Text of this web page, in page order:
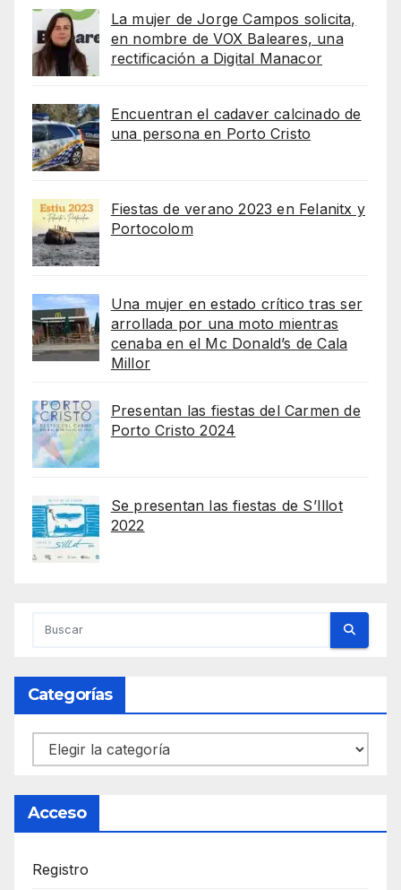
La mujer de Jorge Campos solicita,
en nombre de VOX Baleares, una
rectificación a Digital Manacor
Encuentran el cadaver calcinado de
una persona en Porto Cristo
Fiestas de verano 2023 en Felanitx y
Portocolom
Una mujer en estado crítico tras ser
arrollada por una moto mientras
cenaba en el Mc Donald’s de Cala
Millor
Presentan las fiestas del Carmen de
Porto Cristo 2024
Se presentan las fiestas de S’Illot
2022
Categorías
Categorías
Acceso
Registro